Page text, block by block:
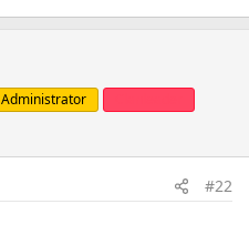
Administrator
#22